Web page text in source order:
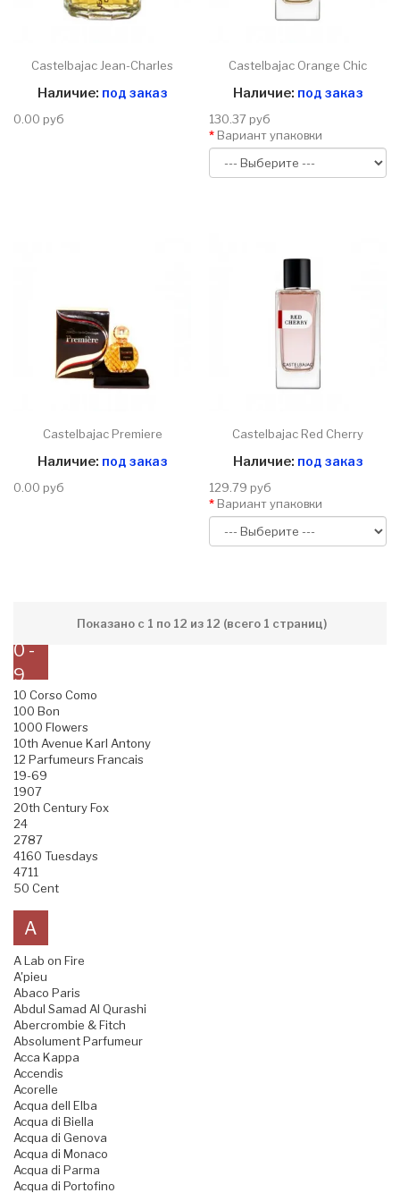
Castelbajac Jean-Charles
Наличие: под заказ
0.00 руб
Castelbajac Orange Chic
Наличие: под заказ
130.37 руб
Вариант упаковки
Castelbajac Premiere
Наличие: под заказ
0.00 руб
Castelbajac Red Cherry
Наличие: под заказ
129.79 руб
Вариант упаковки
Показано с 1 по 12 из 12 (всего 1 страниц)
0 -
9
10 Corso Como
100 Bon
1000 Flowers
10th Avenue Karl Antony
12 Parfumeurs Francais
19-69
1907
20th Century Fox
24
2787
4160 Tuesdays
4711
50 Cent
A
A Lab on Fire
A'pieu
Abaco Paris
Abdul Samad Al Qurashi
Abercrombie & Fitch
Absolument Parfumeur
Acca Kappa
Accendis
Acorelle
Acqua dell Elba
Acqua di Biella
Acqua di Genova
Acqua di Monaco
Acqua di Parma
Acqua di Portofino